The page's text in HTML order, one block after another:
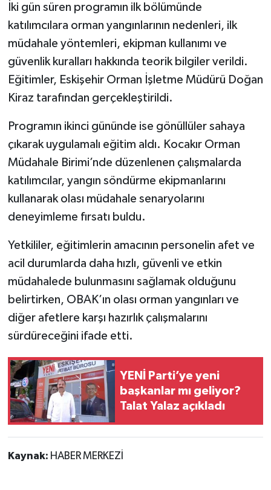
İki gün süren programın ilk bölümünde
katılımcılara orman yangınlarının nedenleri, ilk
müdahale yöntemleri, ekipman kullanımı ve
güvenlik kuralları hakkında teorik bilgiler verildi.
Eğitimler, Eskişehir Orman İşletme Müdürü Doğan
Kiraz tarafından gerçekleştirildi.
Programın ikinci gününde ise gönüllüler sahaya
çıkarak uygulamalı eğitim aldı. Kocakır Orman
Müdahale Birimi’nde düzenlenen çalışmalarda
katılımcılar, yangın söndürme ekipmanlarını
kullanarak olası müdahale senaryolarını
deneyimleme fırsatı buldu.
Yetkililer, eğitimlerin amacının personelin afet ve
acil durumlarda daha hızlı, güvenli ve etkin
müdahalede bulunmasını sağlamak olduğunu
belirtirken, OBAK’ın olası orman yangınları ve
diğer afetlere karşı hazırlık çalışmalarını
sürdüreceğini ifade etti.
YENİ Parti’ye yeni
başkanlar mı geliyor?
Talat Yalaz açıkladı
Kaynak: HABER MERKEZİ